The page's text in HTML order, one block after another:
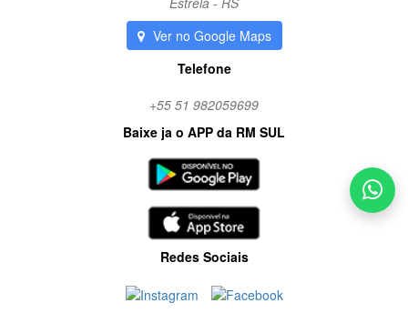
Ver no Google Maps
Telefone
+55 51 982059699
Baixe ja o APP da RM SUL
Redes Sociais